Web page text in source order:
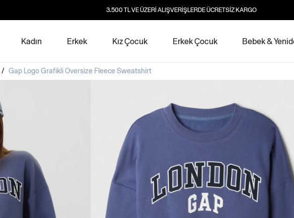
3.500 TL VE ÜZERİ ALIŞVERİŞLERDE ÜCRETSİZ KARGO
Kadın Erkek Kız Çocuk Erkek Çocuk Bebek &
/ Gap Logo Grafikli Oversize Fleece Sweatshirt